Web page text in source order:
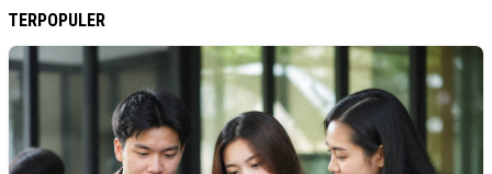
TERPOPULER